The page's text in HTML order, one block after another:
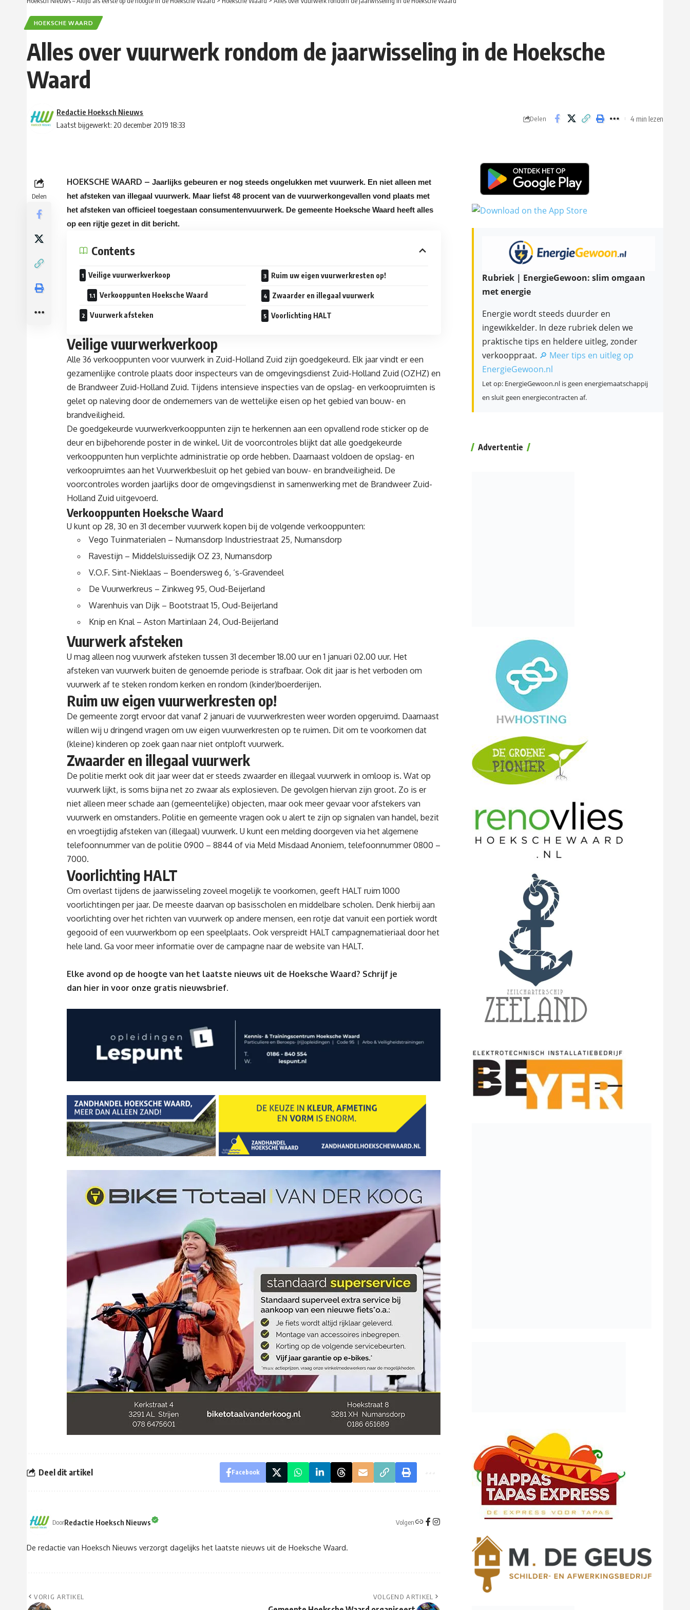
HOEKSCHE WAARD
Alles over vuurwerk rondom de jaarwisseling in de Hoeksche
Waard
Laatst bijgewerkt: 20 december 2019 18:33
Redactie Hoeksch Nieuws
Delen 4 min lezen
Delen
HOEKSCHE WAARD – Jaarlijks gebeuren er nog steeds ongelukken met vuurwerk. En niet alleen met
het afsteken van illegaal vuurwerk. Maar liefst 48 procent van de vuurwerkongevallen vond plaats met
het afsteken van officieel toegestaan consumentenvuurwerk. De gemeente Hoeksche Waard heeft alles
op een rijtje gezet in dit bericht.
Contents
Veilige vuurwerkverkoop
Verkooppunten Hoeksche Waard
Vuurwerk afsteken
Ruim uw eigen vuurwerkresten op!
Zwaarder en illegaal vuurwerk
Voorlichting HALT
Veilige vuurwerkverkoop
Alle 36 verkooppunten voor vuurwerk in Zuid-Holland Zuid zijn goedgekeurd. Elk jaar vindt er een
gezamenlijke controle plaats door inspecteurs van de omgevingsdienst Zuid-Holland Zuid (OZHZ) en
de Brandweer Zuid-Holland Zuid. Tijdens intensieve inspecties van de opslag- en verkoopruimten is
gelet op naleving door de ondernemers van de wettelijke eisen op het gebied van bouw- en
brandveiligheid.
De goedgekeurde vuurwerkverkooppunten zijn te herkennen aan een opvallend rode sticker op de
deur en bijbehorende poster in de winkel. Uit de voorcontroles blijkt dat alle goedgekeurde
verkooppunten hun verplichte administratie op orde hebben. Daarnaast voldoen de opslag- en
verkoopruimtes aan het Vuurwerkbesluit op het gebied van bouw- en brandveiligheid. De
voorcontroles worden jaarlijks door de omgevingsdienst in samenwerking met de Brandweer Zuid-
Holland Zuid uitgevoerd.
Verkooppunten Hoeksche Waard
U kunt op 28, 30 en 31 december vuurwerk kopen bij de volgende verkooppunten:
Vego Tuinmaterialen – Numansdorp Industriestraat 25, Numansdorp
Ravestijn – Middelsluissedijk OZ 23, Numansdorp
V.O.F. Sint-Nieklaas – Boendersweg 6, ‘s-Gravendeel
De Vuurwerkreus – Zinkweg 95, Oud-Beijerland
Warenhuis van Dijk – Bootstraat 15, Oud-Beijerland
Knip en Knal – Aston Martinlaan 24, Oud-Beijerland
Vuurwerk afsteken
U mag alleen nog vuurwerk afsteken tussen 31 december 18.00 uur en 1 januari 02.00 uur. Het
afsteken van vuurwerk buiten de genoemde periode is strafbaar. Ook dit jaar is het verboden om
vuurwerk af te steken rondom kerken en rondom (kinder)boerderijen.
Ruim uw eigen vuurwerkresten op!
De gemeente zorgt ervoor dat vanaf 2 januari de vuurwerkresten weer worden opgeruimd. Daarnaast
willen wij u dringend vragen om uw eigen vuurwerkresten op te ruimen. Dit om te voorkomen dat
(kleine) kinderen op zoek gaan naar niet ontploft vuurwerk.
Zwaarder en illegaal vuurwerk
De politie merkt ook dit jaar weer dat er steeds zwaarder en illegaal vuurwerk in omloop is. Wat op
vuurwerk lijkt, is soms bijna net zo zwaar als explosieven. De gevolgen hiervan zijn groot. Zo is er
niet alleen meer schade aan (gemeentelijke) objecten, maar ook meer gevaar voor afstekers van
vuurwerk en omstanders. Politie en gemeente vragen ook u alert te zijn op signalen van handel, bezit
en vroegtijdig afsteken van (illegaal) vuurwerk. U kunt een melding doorgeven via het algemene
telefoonnummer van de politie 0900 – 8844 of via Meld Misdaad Anoniem, telefoonnummer 0800 –
7000.
Voorlichting HALT
Om overlast tijdens de jaarwisseling zoveel mogelijk te voorkomen, geeft HALT ruim 1000
voorlichtingen per jaar. De meeste daarvan op basisscholen en middelbare scholen. Denk hierbij aan
voorlichting over het richten van vuurwerk op andere mensen, een rotje dat vanuit een portiek wordt
gegooid of een vuurwerkbom op een speelplaats. Ook verspreidt HALT campagnematieriaal door het
hele land. Ga voor meer informatie over de campagne naar de website van HALT.
Elke avond op de hoogte van het laatste nieuws uit de Hoeksche Waard? Schrijf je
dan hier in voor onze gratis nieuwsbrief.
Deel dit artikel Facebook
DoorRedactie Hoeksch Nieuws Volgen
De redactie van Hoeksch Nieuws verzorgt dagelijks het laatste nieuws uit de Hoeksche Waard.
VORIG ARTIKEL VOLGEND ARTIKEL
Rubriek | EnergieGewoon: slim omgaan
met energie
Energie wordt steeds duurder en
ingewikkelder. In deze rubriek delen we
praktische tips en heldere uitleg, zonder
verkooppraat. 🔎 Meer tips en uitleg op
EnergieGewoon.nl
Let op: EnergieGewoon.nl is geen energiemaatschappij
en sluit geen energiecontracten af.
Advertentie